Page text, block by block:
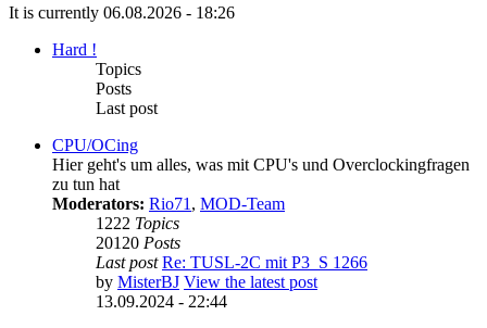
It is currently 06.08.2026 - 18:26
Hard !
Topics
Posts
Last post
CPU/OCing
Hier geht's um alles, was mit CPU's und Overclockingfragen
zu tun hat
Moderators: Rio71, MOD-Team
1222 Topics
20120 Posts
Last post Re: TUSL-2C mit P3_S 1266
by MisterBJ View the latest post
13.09.2024 - 22:44